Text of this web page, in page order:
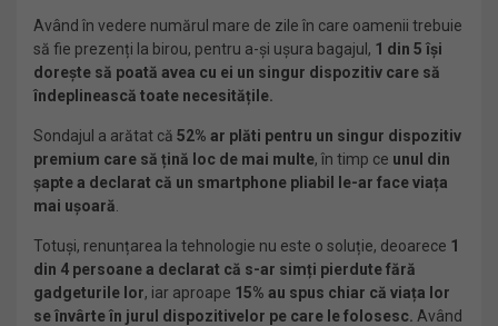
Având în vedere numărul mare de zile în care oamenii trebuie
să fie prezenți la birou, pentru a-și ușura bagajul, 1 din 5 își
dorește să poată avea cu ei un singur dispozitiv care să
îndeplinească toate necesitățile.
Sondajul a arătat că 52% ar plăti pentru un singur dispozitiv
premium care să țină loc de mai multe, în timp ce unul din
șapte a declarat că un smartphone pliabil le-ar face viața
mai ușoară
Totuși, renunțarea la tehnologie nu este o soluție, deoarece 1
din 4 persoane a declarat că s-ar simți pierdute fără
gadgeturile lor, iar aproape 15% au spus chiar că viața lor
se învârte în jurul dispozitivelor pe care le folosesc. Având